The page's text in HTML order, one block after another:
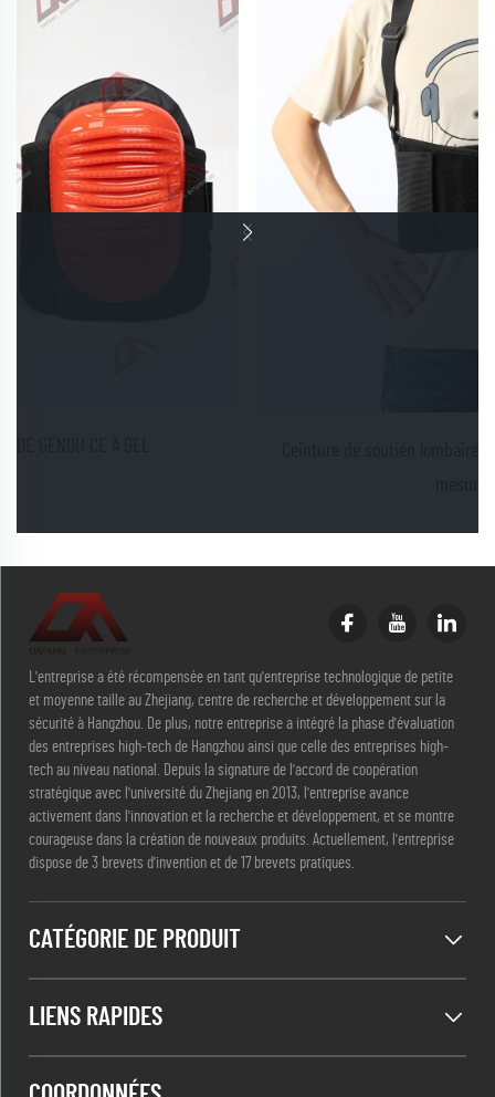
L'entreprise a été récompensée en tant qu'entreprise technologique de petite
et moyenne taille au Zhejiang, centre de recherche et développement sur la
sécurité à Hangzhou. De plus, notre entreprise a intégré la phase d'évaluation
des entreprises high-tech de Hangzhou ainsi que celle des entreprises high-
tech au niveau national. Depuis la signature de l'accord de coopération
stratégique avec l'université du Zhejiang en 2013, l'entreprise avance
activement dans l'innovation et la recherche et développement, et se montre
courageuse dans la création de nouveaux produits. Actuellement, l'entreprise
dispose de 3 brevets d'invention et de 17 brevets pratiques.
CATÉGORIE DE PRODUIT
LIENS RAPIDES